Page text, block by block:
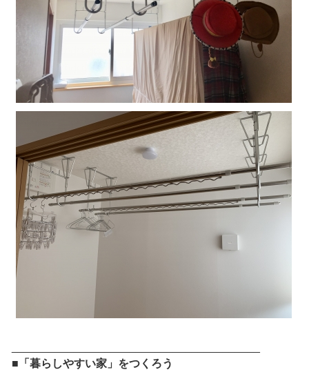
■「暮らしやすい家」をつくろう